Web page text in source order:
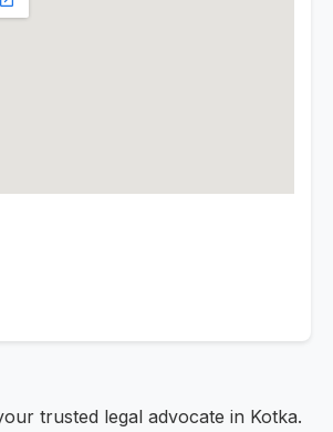
trusted legal advocate in Kotka.